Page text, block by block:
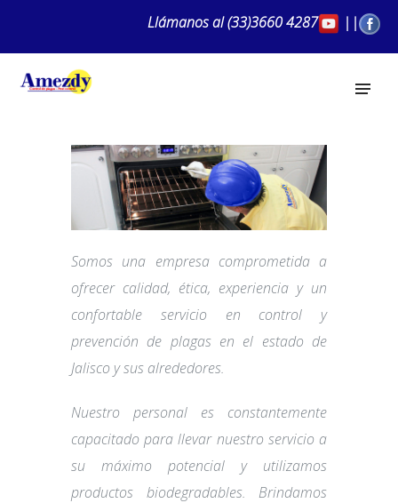
Llámanos al(33)3660 4287 ||
Somos una empresa comprometida a
ofrecer calidad, ética, experiencia y un
confortable servicio en control y
prevención de plagas en el estado de
Jalisco y sus alrededores.
Nuestro personal es constantemente
capacitado para llevar nuestro servicio a
su máximo potencial y utilizamos
productos biodegradables. Brindamos